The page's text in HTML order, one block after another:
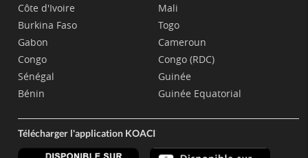
Côte d'Ivoire
Burkina Faso
Gabon
Congo
Sénégal
Bénin
Mali
Togo
Cameroun
Congo (RDC)
Guinée
Guinée Equatorial
Télécharger l'application KOACI